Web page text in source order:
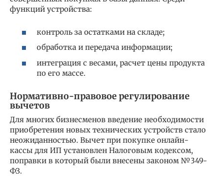
функций устройства:
контроль за остатками на складе;
обработка и передача информации;
интеграция с весами, расчет цены продукта
по его массе.
Нормативно-правовое регулирование
вычетов
Для многих бизнесменов введение необходимости
приобретения новых технических устройств стало
неожиданностью. Вычет при покупке онлайн-
кассы для ИП установлен Налоговым кодексом,
поправки в который были внесены законом №349-
ФЗ.